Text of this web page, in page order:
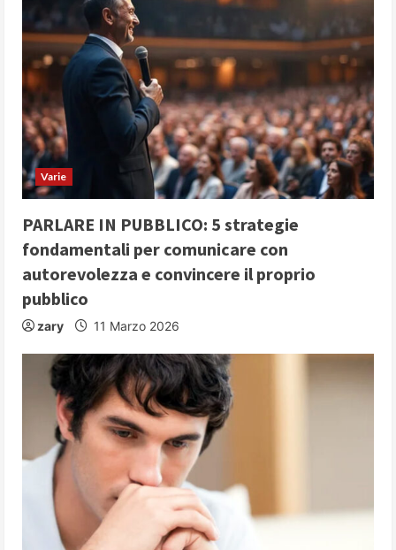
R
e
a
d
i
n
g
Varie
PARLARE IN PUBBLICO: 5 strategie
fondamentali per comunicare con
autorevolezza e convincere il proprio
pubblico
zary 11 Marzo 2026